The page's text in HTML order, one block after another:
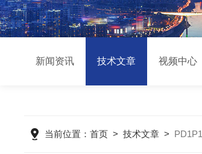
新闻资讯 技术文章 视频中心
当前位置：首页 >技术文章 > PD1P1